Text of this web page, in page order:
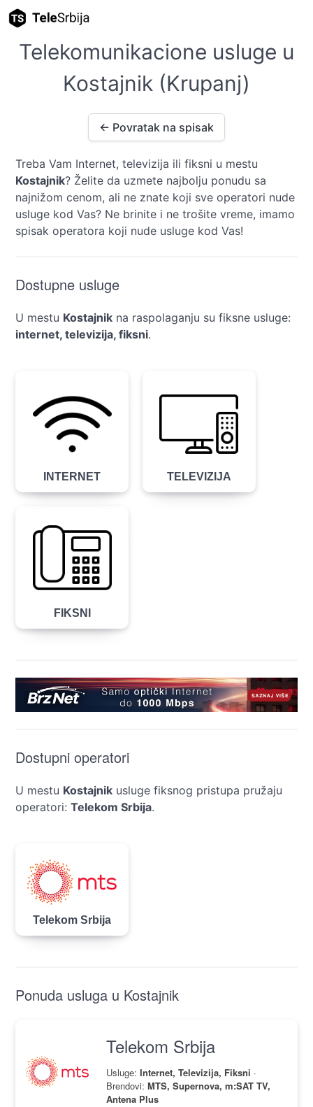
Telekomunikacione usluge u
Kostajnik (Krupanj)
← Povratak na spisak
Treba Vam Internet, televizija ili fiksni u mestu
Kostajnik? Želite da uzmete najbolju ponudu sa
najnižom cenom, ali ne znate koji sve operatori nude
usluge kod Vas? Ne brinite i ne trošite vreme, imamo
spisak operatora koji nude usluge kod Vas!
Dostupne usluge
U mestu Kostajnik na raspolaganju su fiksne usluge:
internet, televizija, fiksni.
INTERNET TELEVIZIJA
FIKSNI
Dostupni operatori
U mestu Kostajnik usluge fiksnog pristupa pružaju
operatori:Telekom Srbija.
Telekom Srbija
Ponuda usluga u Kostajnik
Telekom Srbija
Usluge:Internet, Televizija, Fiksni ·
Brendovi:MTS, Supernova, m:SAT TV,
Antena Plus